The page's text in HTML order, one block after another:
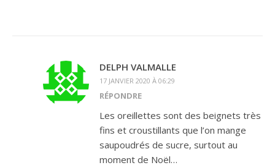
DELPH VALMALLE
17 JANVIER 2020 À 06:29
RÉPONDRE
Les oreillettes sont des beignets très
fins et croustillants que l’on mange
saupoudrés de sucre, surtout au
moment de Noël…